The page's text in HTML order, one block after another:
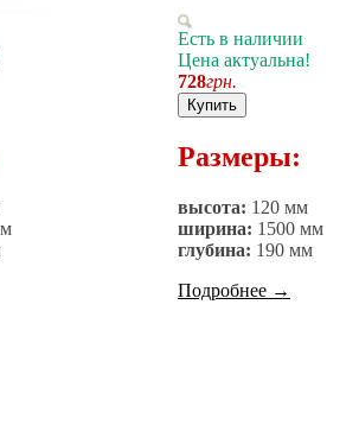
Есть в наличии
Цена актуальна!
728грн.
Купить
Размеры:
высота: 120 мм
ширина: 1500 мм
глубина: 190 мм
Подробнее →